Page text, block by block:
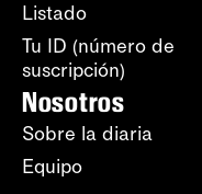
Listado
Tu ID (número de
suscripción)
Nosotros
Sobre la diaria
Equipo